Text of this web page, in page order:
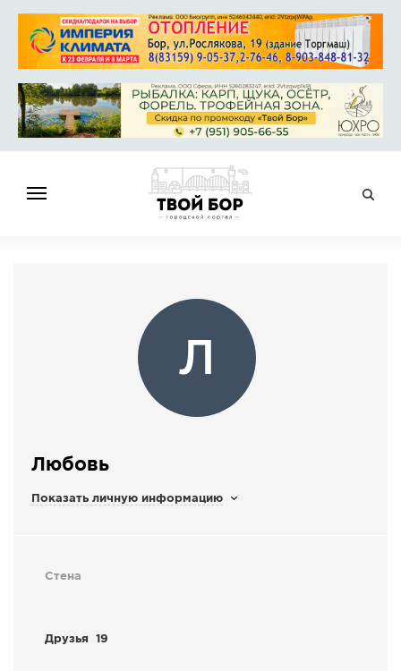
СПРАВОЧНИК
ОБЪЯВЛЕНИЯ
СТАТЬИ
Л
Любовь
Показать личную информацию
Стена
Друзья 19